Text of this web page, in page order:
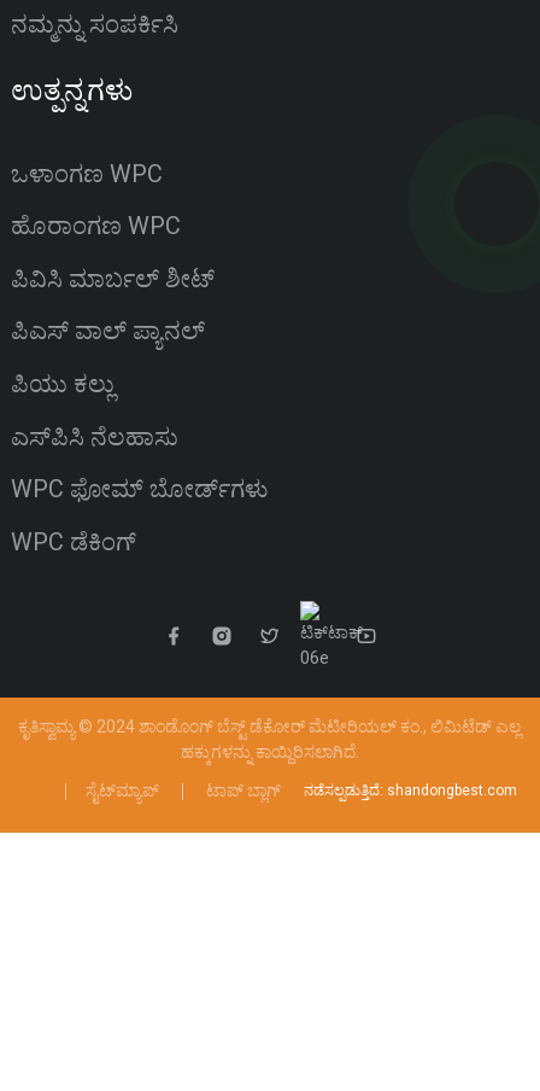
ನಮ್ಮನ್ನು ಸಂಪರ್ಕಿಸಿ
ಉತ್ಪನ್ನಗಳು
ಒಳಾಂಗಣ WPC
ಹೊರಾಂಗಣ WPC
ಪಿವಿಸಿ ಮಾರ್ಬಲ್ ಶೀಟ್
ಪಿಎಸ್ ವಾಲ್ ಪ್ಯಾನಲ್
ಪಿಯು ಕಲ್ಲು
ಎಸ್‌ಪಿಸಿ ನೆಲಹಾಸು
WPC ಫೋಮ್ ಬೋರ್ಡ್‌ಗಳು
WPC ಡೆಕಿಂಗ್
ಕೃತಿಸ್ವಾಮ್ಯ © 2024 ಶಾಂಡೊಂಗ್ ಬೆಸ್ಟ್ ಡೆಕೋರ್ ಮೆಟೀರಿಯಲ್ ಕಂ., ಲಿಮಿಟೆಡ್ಎಲ್ಲ
ಹಕ್ಕುಗಳನ್ನು ಕಾಯ್ದಿರಿಸಲಾಗಿದೆ.
ಸೈಟ್‌ಮ್ಯಾಪ್
ಟಾಪ್ ಬ್ಲಾಗ್ ನಡೆಸಲ್ಪಡುತ್ತಿದೆ: shandongbest.com